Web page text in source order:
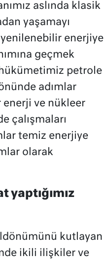
aslında klasik
yaşamayı
enerjiye
geçmek
petrole
adımlar
enerji ve nükleer
çalışmaları
temiz enerjiye
olarak
yaptığımız
kutlayan
ikili ilişkiler ve